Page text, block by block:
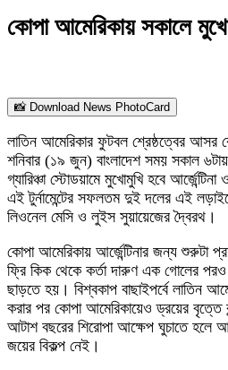
কোপা আমেরিকায় সকালে
📸 Download News PhotoCard
লাতিন আমেরিকার ফুটবল শ্রেষ্ঠত্বের আসর
শনিবার (১৯ জুন) বাংলাদেশ সময় সকাল ৬টায়
গ্যারিঞ্চা স্টোডয়ামে মুখোমুখি হবে
এই টুর্নামেন্টের সফলতম দুই দলের এই
লিওনেল মেসি ও লুইস সুয়ায়েজের দ্বৈরথ।
কোপা আমেরিকায় আর্জেন্টিনার জন্য শুরুটা
ফ্রি কিক থেকে কর্তা দারুণ এক গোলের পরও
ছাড়তে হয়। বিশ্বকাপ বাছাইপর্বে লাতিন
করার পর কোপা আমেরিকায়েও ড্রয়ের বৃত্তে
আটাশ বছরের শিরোপা আক্ষেপ ঘুচাতে হলে
জয়ের বিকল্প নেই।